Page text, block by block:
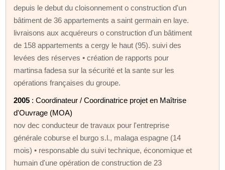
depuis le debut du cloisonnement o construction d'un
bâtiment de 36 appartements a saint germain en laye.
livraisons aux acquéreurs o construction d'un bâtiment
de 158 appartements a cergy le haut (95). suivi des
levées des réserves • création de rapports pour
martinsa fadesa sur la sécurité et la sante sur les
opérations françaises du groupe.
2005 : Coordinateur / Coordinatrice projet en Maîtrise
d'Ouvrage (MOA)
nov dec conducteur de travaux pour l'entreprise
générale coburse el burgo s.l., malaga espagne (14
mois) • responsable du suivi technique, économique et
humain d'une opération de construction de 23